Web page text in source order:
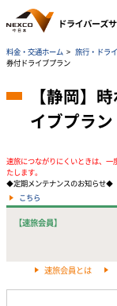
料金・交通ホーム > 旅行・ドラ
券付ドライブプラン
【静岡】
イブプラン
速旅につながりにくいときは、
たします。
◆定期メンテナンスのお知らせ◆
こちら
【速旅会員】
速旅会員とは